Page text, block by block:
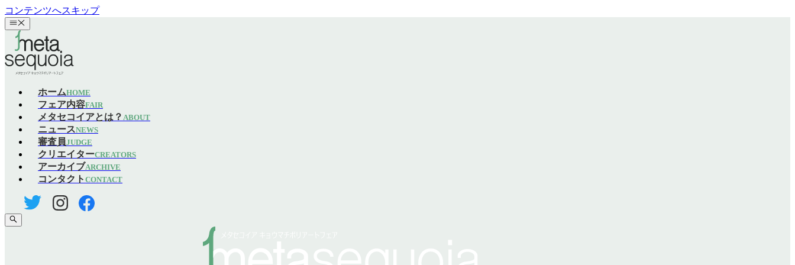
コンテンツへスキップ
ホームHOME
フェア内容FAIR
メタセコイアとは？ ABOUT
ニュースNEWS
審査員JUDGE
クリエイターCREATORS
アーカイブARCHIVE
コンタクト CONTACT